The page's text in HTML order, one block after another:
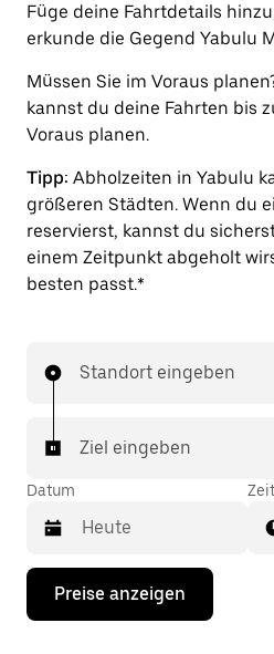
Füge deine Fahrtdetails
erkunde die Gegend Yabulu
Müssen Sie im Voraus
kannst du deine Fahrten bis
Voraus planen.
Tipp: Abholzeiten in Yabulu
größeren Städten. Wenn du
reservierst, kannst du
einem Zeitpunkt abgeholt
besten passt.*
Standort eingeben
Ziel eingeben
Datum
Drücke
Nach-
Zeit
Preise anzeigen